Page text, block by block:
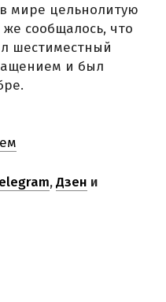
мире цельнолитую
сообщалось, что
шестиместный
и был
,Дзен и